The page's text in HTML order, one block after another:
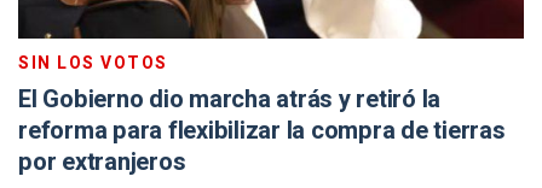
SIN LOS VOTOS
El Gobierno dio marcha atrás y retiró la
reforma para flexibilizar la compra de tierras
por extranjeros